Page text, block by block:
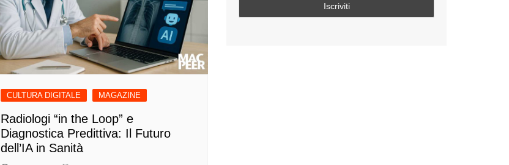
CULTURA DIGITALE MAGAZINE
Radiologi “in the Loop” e
Diagnostica Predittiva: Il Futuro
dell’IA in Sanità